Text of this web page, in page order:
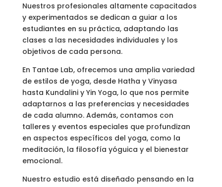
Nuestros profesionales altamente capacitados
y experimentados se dedican a guiar a los
estudiantes en su práctica, adaptando las
clases a las necesidades individuales y los
objetivos de cada persona.
En Tantae Lab, ofrecemos una amplia variedad
de estilos de yoga, desde Hatha y Vinyasa
hasta Kundalini y Yin Yoga, lo que nos permite
adaptarnos a las preferencias y necesidades
de cada alumno. Además, contamos con
talleres y eventos especiales que profundizan
en aspectos específicos del yoga, como la
meditación, la filosofía yóguica y el bienestar
emocional.
Nuestro estudio está diseñado pensando en la